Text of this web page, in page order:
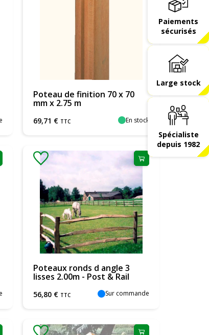
Paiements
sécurisés
Large stock
Spécialiste
depuis 1982
Poteau de finition 70 x 70
mm x 2.75 m
69,71 € TTC En stock
Poteaux ronds d angle 3
lisses 2.00m - Post & Rail
56,80 € TTC Sur commande